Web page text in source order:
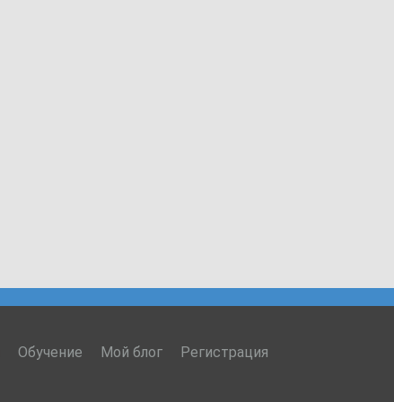
Обучение Мой блог Регистрация